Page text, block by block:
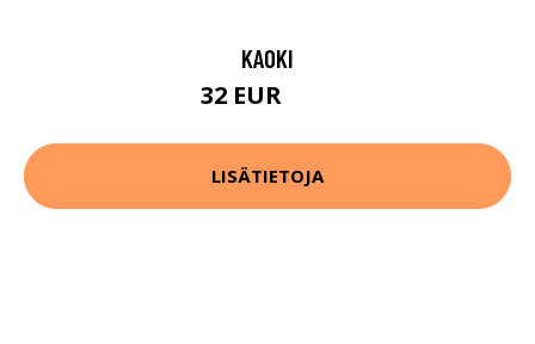
KAOKI
32 EUR
LISÄTIETOJA